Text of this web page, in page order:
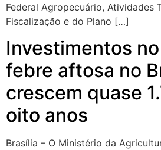
Federal Agropecuário, Atividades
Fiscalização e do Plano […]
Investimentos
febre aftosa no
crescem quase
oito anos
Brasília – O Ministério da